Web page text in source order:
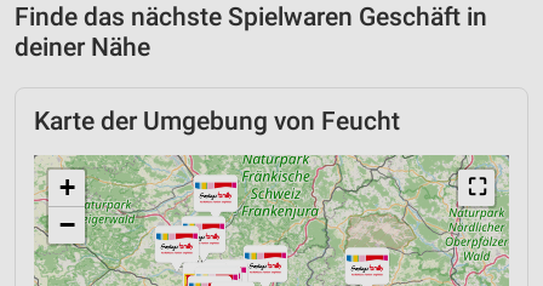
Finde das nächste Spielwaren Geschäft in
deiner Nähe
Karte der Umgebung von Feucht
⛶
+
−